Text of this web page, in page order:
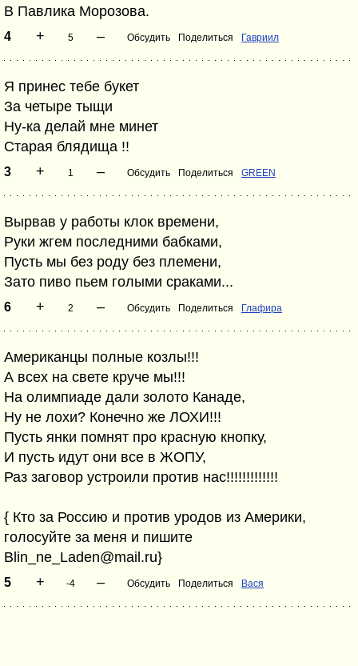
В Павлика Морозова.
4 + 5 – Обсудить Поделиться Гавриил
Я принес тебе букет
За четыре тыщи
Ну-ка делай мне минет
Старая блядища !!
3 + 1 – Обсудить Поделиться GREEN
Вырвав у работы клок времени,
Руки жгем последними бабками,
Пусть мы без роду без племени,
Зато пиво пьем голыми сраками...
6 + 2 – Обсудить Поделиться Глафира
Американцы полные козлы!!!
А всех на свете круче мы!!!
На олимпиаде дали золото Канаде,
Ну не лохи? Конечно же ЛОХИ!!!
Пусть янки помнят про красную кнопку,
И пусть идут они все в ЖОПУ,
Раз заговор устроили против нас!!!!!!!!!!!!!
{ Кто за Россию и против уродов из Америки,
голосуйте за меня и пишите
Blin_ne_Laden@mail.ru}
5 + -4 – Обсудить Поделиться Вася